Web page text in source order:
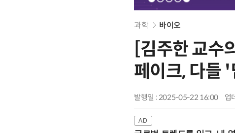
과학 바이오
[김주한 교수
페이크, 다들
발행일 : 2025-05-22 16:00 업